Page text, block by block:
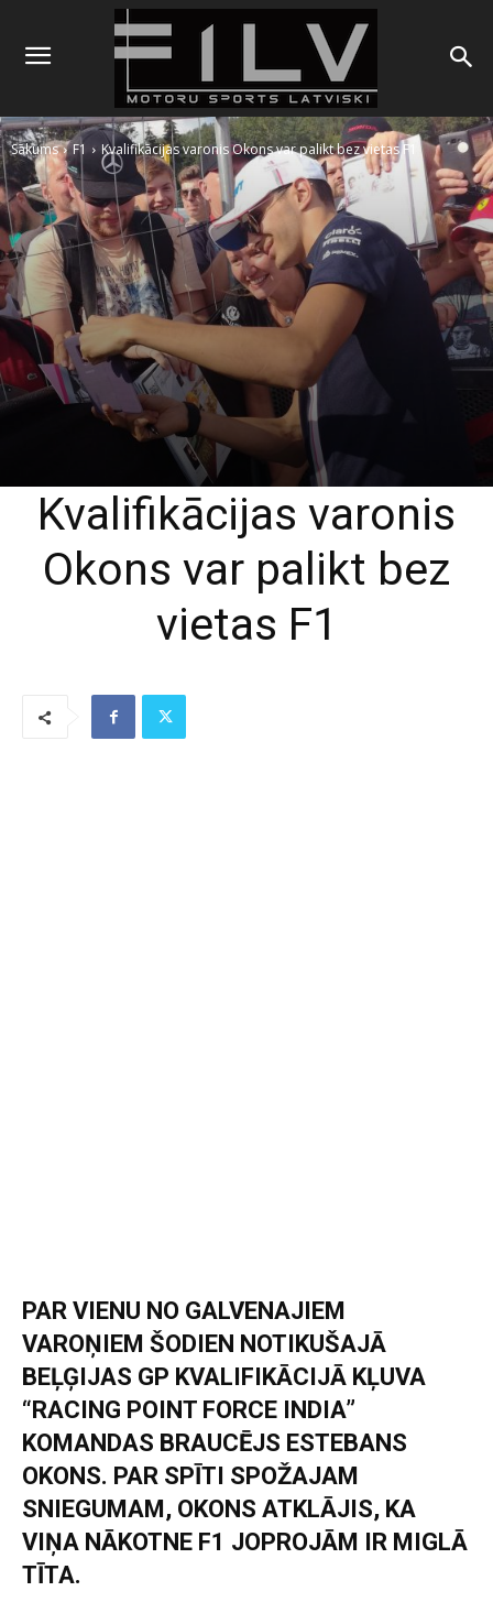
Sākums F1 Kvalifikācijas varonis Okons var palikt bez vietas F1
Kvalifikācijas varonis
Okons var palikt bez
vietas F1
PAR VIENU NO GALVENAJIEM
VAROŅIEM ŠODIEN NOTIKUŠAJĀ
BEĻĢIJAS GP KVALIFIKĀCIJĀ KĻUVA
“RACING POINT FORCE INDIA”
KOMANDAS BRAUCĒJS ESTEBANS
OKONS. PAR SPĪTI SPOŽAJAM
SNIEGUMAM, OKONS ATKLĀJIS, KA
VIŅA NĀKOTNE F1 JOPROJĀM IR MIGLĀ
TĪTA.